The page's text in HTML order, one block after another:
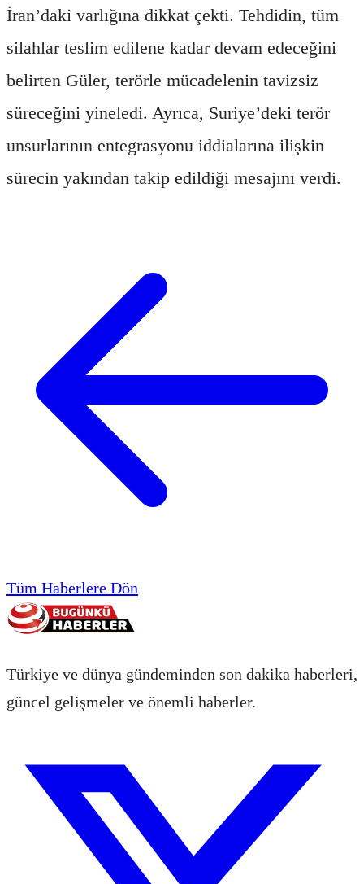
İran’daki varlığına dikkat çekti. Tehdidin, tüm
silahlar teslim edilene kadar devam edeceğini
belirten Güler, terörle mücadelenin tavizsiz
süreceğini yineledi. Ayrıca, Suriye’deki terör
unsurlarının entegrasyonu iddialarına ilişkin
sürecin yakından takip edildiği mesajını verdi.
Tüm Haberlere Dön
Türkiye ve dünya gündeminden son dakika haberleri,
güncel gelişmeler ve önemli haberler.